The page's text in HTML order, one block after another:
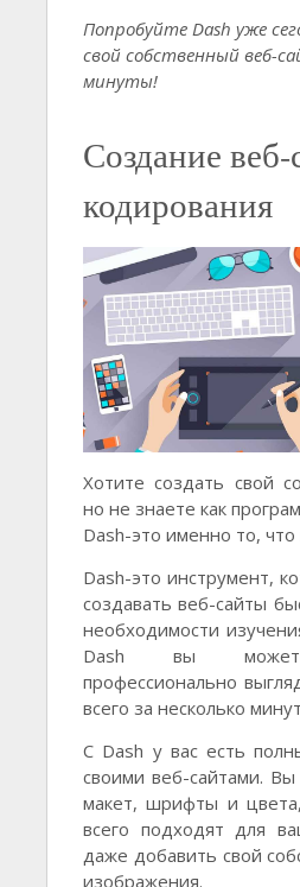
Попробуйте Dash уже
свой собственный веб-
минуты!
Создание веб-
кодирования
Хотите создать свой
но не знаете как
Dash-это именно то,
Dash-это инструмент,
создавать веб-сайты
необходимости
Dash вы
профессионально
всего за несколько
С Dash у вас есть
своими веб-сайтами.
макет, шрифты и
всего подходят для
даже добавить свой
изображения.